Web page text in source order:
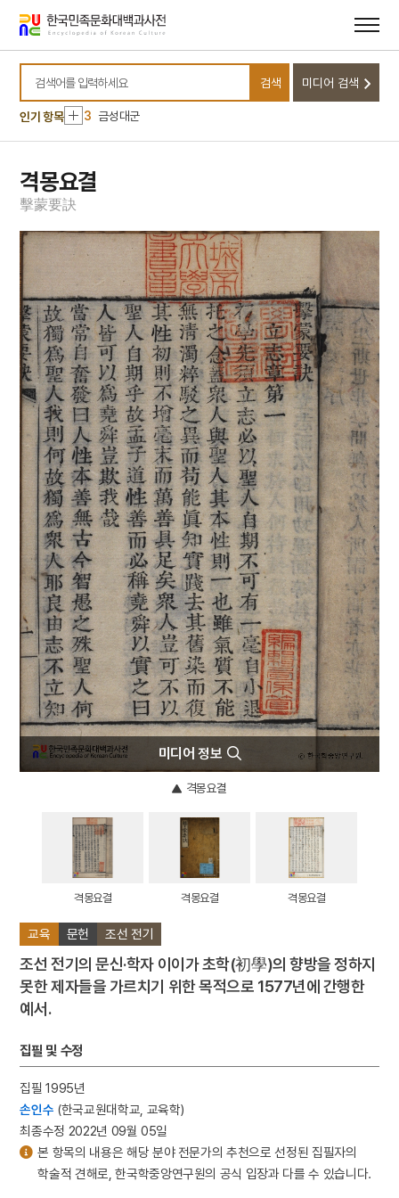
바로가기
바로가기
검색어를 입력하세요
검색 미디어 검색
인기 항목
10 조위총의 난
1 한중수교
2 김숙자
3 금성대군
4 5·16
5
6
박신규
안중근 의사 유묵
10 조위총의 난
1 한중수교
2
김숙자
3
금성대군
4 5·16
5
갈천서원
6
광복절 노래
7 몰부가
8 박신규
9
안중근 의사 유묵
10
조위총의 난
격몽요결
擊蒙要訣
교육 문헌 조선 전기
조선 전기의 문신·학자 이이가 초학(初學)의 향방을 정하지
못한 제자들을 가르치기 위한 목적으로 1577년에 간행한
예서.
집필 및 수정
집필 1995년
손인수 (한국교원대학교, 교육학)
최종수정 2022년 09월 05일
미디어 정보
격몽요결
격몽요결 격몽요결 격몽요결
본 항목의 내용은 해당 분야 전문가의 추천으로 선정된 집필자의
학술적 견해로, 한국학중앙연구원의 공식 입장과 다를 수 있습니다.